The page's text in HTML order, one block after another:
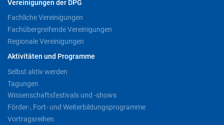
Vereinigungen der DPG
Fachliche Vereinigungen
Fachübergreifende Vereinigungen
Regionale Vereinigungen
Aktivitäten und Programme
Selbst aktiv werden
Tagungen
Wissenschaftsfestivals und -shows
Förder-, Fort- und Weiterbildungsprogramme
Vortragsreihen